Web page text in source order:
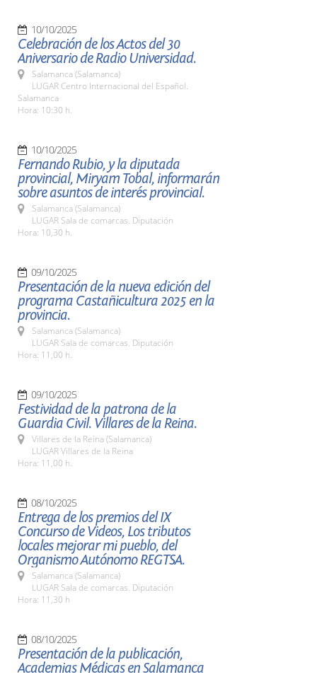
10/10/2025
Celebración de los Actos del 30
Aniversario de Radio Universidad.
Salamanca (Salamanca)
LUGAR Centro Internacional del Español.
Salamanca
Hora: 10:30 h.
10/10/2025
Fernando Rubio, y la diputada
provincial, Miryam Tobal, informarán
sobre asuntos de interés provincial.
Salamanca (Salamanca)
LUGAR Sala de comarcas. Diputación
Hora: 10,30 h.
09/10/2025
Presentación de la nueva edición del
programa Castañicultura 2025 en la
provincia.
Salamanca (Salamanca)
LUGAR Sala de comarcas. Diputación
Hora: 11,00 h.
09/10/2025
Festividad de la patrona de la
Guardia Civil. Villares de la Reina.
Villares de la Reina (Salamanca)
LUGAR Villares de la Reina
Hora: 11,00 h.
08/10/2025
Entrega de los premios del IX
Concurso de Videos, Los tributos
locales mejorar mi pueblo, del
Organismo Autónomo REGTSA.
Salamanca (Salamanca)
LUGAR Sala de comarcas. Diputación
Hora: 11,30 h
08/10/2025
Presentación de la publicación,
Academias Médicas en Salamanca